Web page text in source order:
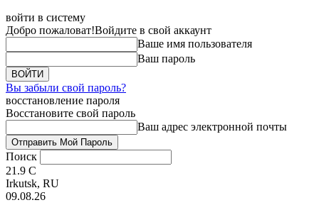
войти в систему
Добро пожаловат!Войдите в свой аккаунт
Ваше имя пользователя
Ваш пароль
Вы забыли свой пароль?
восстановление пароля
Восстановите свой пароль
Ваш адрес электронной почты
Поиск
21.9 C
Irkutsk, RU
09.08.26